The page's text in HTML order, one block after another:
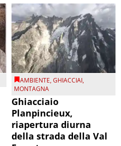
AMBIENTE,GHIACCIAI,
MONTAGNA
Ghiacciaio
Planpincieux,
riapertura diurna
della strada della Val